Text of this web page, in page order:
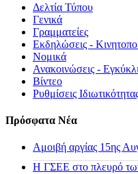
Δελτία Τύπου
Γενικά
Γραμματείες
Εκδηλώσεις -
Νομικά
Ανακοινώσεις -
Βίντεο
Ρυθμίσεις
Πρόσφατα Νέα
Αμοιβή αργίας 15ης
H ΓΣΕΕ στο πλευρό